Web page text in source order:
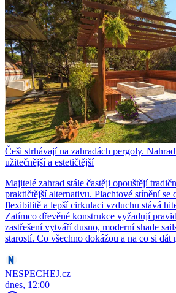
Češi strhávají na zahradách pergoly.
užitečnější a estetičtější
Majitelé zahrad stále častěji opouštějí
praktičtější alternativu. Plachtové stínění se
flexibilitě a lepší cirkulaci vzduchu stává
Zatímco dřevěné konstrukce vyžadují
zastřešení vytváří dusno, moderní shade
starostí. Co všechno dokážou a na co si dát
NESPECHEJ.cz
dnes, 12:00